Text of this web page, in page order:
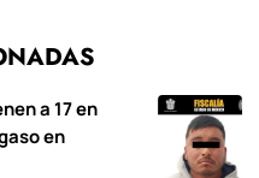
a 17 en
en